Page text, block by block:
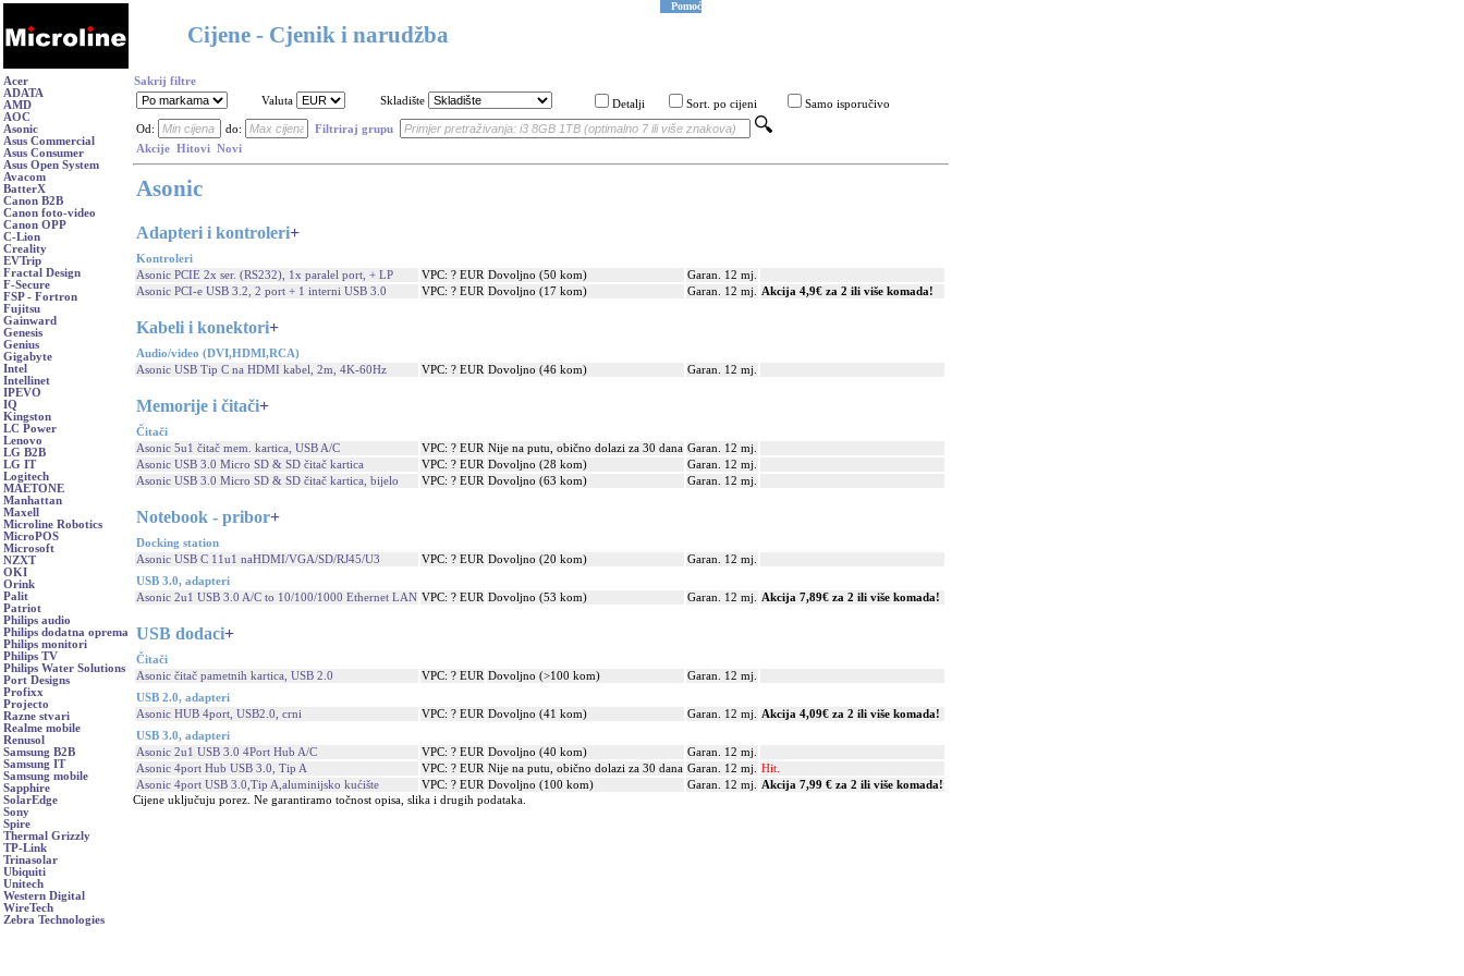
Cijene - Cjenik i narudžba
Pomoć
Acer
ADATA
AMD
AOC
Asonic
Asus Commercial
Asus Consumer
Asus Open System
Avacom
BatterX
Canon B2B
Canon foto-video
Canon OPP
C-Lion
Creality
EVTrip
Fractal Design
F-Secure
FSP - Fortron
Fujitsu
Gainward
Genesis
Genius
Gigabyte
Intel
Intellinet
IPEVO
IQ
Kingston
LC Power
Lenovo
LG B2B
LG IT
Logitech
MAETONE
Manhattan
Maxell
Microline Robotics
MicroPOS
Microsoft
NZXT
OKI
Orink
Palit
Patriot
Philips audio
Philips dodatna oprema
Philips monitori
Philips TV
Philips Water Solutions
Port Designs
Profixx
Projecto
Razne stvari
Realme mobile
Renusol
Samsung B2B
Samsung IT
Samsung mobile
Sapphire
SolarEdge
Sony
Spire
Thermal Grizzly
TP-Link
Trinasolar
Ubiquiti
Unitech
Western Digital
WireTech
Zebra Technologies
Sakrij filtre
Valuta
Skladište Detalji Sort. po cijeni Samo isporučivo
Od: do:
Filtriraj grupu
Akcije Hitovi Novi
Asonic
Adapteri i kontroleri+
Kontroleri
Asonic PCIE 2x ser. (RS232), 1x paralel port, + LP
VPC: ? EUR Dovoljno (50 kom)
Garan. 12 mj.
Asonic PCI-e USB 3.2, 2 port + 1 interni USB 3.0
VPC: ? EUR Dovoljno (17 kom) Garan. 12 mj. Akcija 4,9€ za 2 ili više komada!
Kabeli i konektori+
Audio/video (DVI,HDMI,RCA)
Asonic USB Tip C na HDMI kabel, 2m, 4K-60Hz
VPC: ? EUR Dovoljno (46 kom) Garan. 12 mj.
Memorije i čitači+
Čitači
Asonic 5u1 čitač mem. kartica, USB A/C
VPC: ? EUR Nije na putu, obično dolazi za 30 dana Garan. 12 mj.
Asonic USB 3.0 Micro SD & SD čitač kartica
VPC: ? EUR Dovoljno (28 kom)
Garan. 12 mj.
Asonic USB 3.0 Micro SD & SD čitač kartica, bijelo
VPC: ? EUR Dovoljno (63 kom) Garan. 12 mj.
Notebook - pribor+
Docking station
Asonic USB C 11u1 naHDMI/VGA/SD/RJ45/U3
VPC: ? EUR Dovoljno (20 kom)
Garan. 12 mj.
USB 3.0, adapteri
Asonic 2u1 USB 3.0 A/C to 10/100/1000 Ethernet LAN VPC: ? EUR Dovoljno (53 kom) Garan. 12 mj. Akcija 7,89€ za 2 ili više komada!
USB dodaci+
Čitači
Asonic čitač pametnih kartica, USB 2.0
VPC: ? EUR Dovoljno (>100 kom)
Garan. 12 mj.
USB 2.0, adapteri
Asonic HUB 4port, USB2.0, crni
VPC: ? EUR Dovoljno (41 kom) Garan. 12 mj.
Akcija 4,09€ za 2 ili više komada!
USB 3.0, adapteri
Asonic 2u1 USB 3.0 4Port Hub A/C
VPC: ? EUR Dovoljno (40 kom)
Garan. 12 mj.
Asonic 4port Hub USB 3.0, Tip A
VPC: ? EUR Nije na putu, obično dolazi za 30 dana Garan. 12 mj.
Hit.
Asonic 4port USB 3.0,Tip A,aluminijsko kućište
VPC: ? EUR Dovoljno (100 kom) Garan. 12 mj.
Akcija 7,99 € za 2 ili više komada!
Cijene uključuju porez. Ne garantiramo točnost opisa, slika i drugih podataka.